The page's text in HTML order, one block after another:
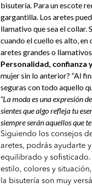
bisutería. Para un escote
gargantilla. Los aretes
llamativo que sea el collar.
cuando el cuello es alto, en
aretes grandes o
Personalidad,
mujer sin lo anterior? “Al
seguras con todo aquello
“La moda es una expresión
sientes que algo refleja tu
siempre serán aquellos que
Siguiendo los consejos
aretes, podrás ayudarte
equilibrado y
estilo, colores y
la bisutería son muy